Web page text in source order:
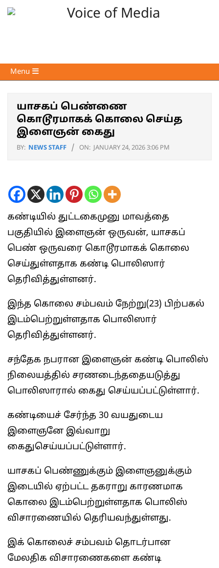
Skip
Voice
of
Primary
Navigation
Menu
யாசகப் பெண்ணை
கொடூரமாகக் கொலை செய்த
இளைஞன் கைது
BY: NEWS STAFF ON: JANUARY 24, 2026 3:06 PM
கண்டியில் துட்டகைமுனு மாவத்தை
பகுதியில் இளைஞன் ஒருவன், யாசகப்
பெண் ஒருவரை கொடூரமாகக் கொலை
செய்துள்ளதாக கண்டி பொலிஸார்
தெரிவித்துள்ளனர்.
இந்த கொலை சம்பவம் நேற்று(23) பிற்பகல்
இடம்பெற்றுள்ளதாக பொலிஸார்
தெரிவித்துள்ளனர்.
சந்தேக நபரான இளைஞன் கண்டி பொலிஸ்
நிலையத்தில் சரணடைந்ததையடுத்து
பொலிஸாரால் கைது செய்யப்பட்டுள்ளார்.
கண்டியைச் சேர்ந்த 30 வயதுடைய
இளைஞனே இவ்வாறு
கைதுசெய்யப்பட்டுள்ளார்.
யாசகப் பெண்ணுக்கும் இளைஞனுக்கும்
இடையில் ஏற்பட்ட தகராறு காரணமாக
கொலை இடம்பெற்றுள்ளதாக பொலிஸ்
விசாரணையில் தெரியவந்துள்ளது.
இக் கொலைச் சம்பவம் தொடர்பான
மேலதிக விசாரணைகளை கண்டி